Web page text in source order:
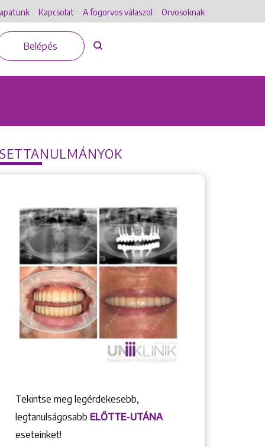
Kapcsolat A fogorvos válaszol Orvosoknak
Belépés
Tekintse meg legérdekesebb,
legtanulságosabb ELŐTTE-UTÁNA
eseteinket!